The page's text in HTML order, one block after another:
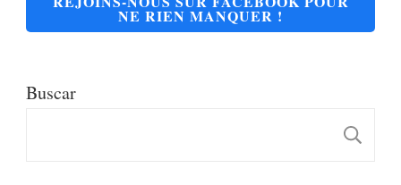
NE RIEN MANQUER !
Buscar